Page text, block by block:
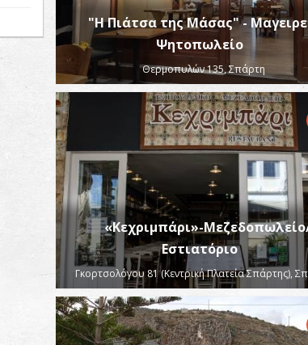
"Η Πιάτσα της Μάσας" -
Ψητοπωλείο
Θερμοπυλών 135, Σπάρτη
«Κεχριμπάρι»-
Εστιατόριο
Γκορτσολόγου 81 (Κεντρική Πλατεία Σπάρτης),